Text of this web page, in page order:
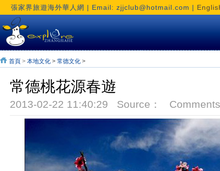
張家界旅遊海外華人網 | Email: zjjclub@hotmail.com |
首頁 > 本地文化 > 常德文化 >
常德桃花源春遊
2013-02-22 11:40:29 Source：